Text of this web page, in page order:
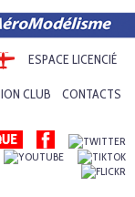
ESPACE LICENCIÉ
CLUB CONTACTS